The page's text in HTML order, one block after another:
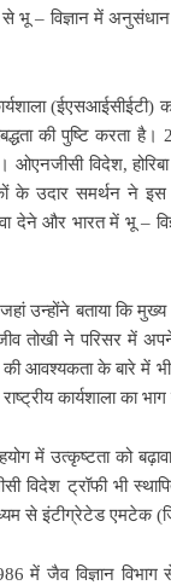
भू – विज्ञान में
की पुष्टि करता
विदेश,
के उदार समर्थन
देने और भारत में भू –
उन्होंने बताया कि
तोखी ने परिसर में
आवश्यकता के बारे में
कार्यशाला का भाग
में उत्कृष्टता को
विदेश ट्रॉफी भी
से इंटीग्रेटेड एमटेक
में जैव विज्ञान